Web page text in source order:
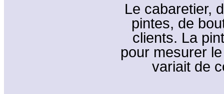
Le cabaretier,
pintes, de
clients. La
pour mesurer
variait de